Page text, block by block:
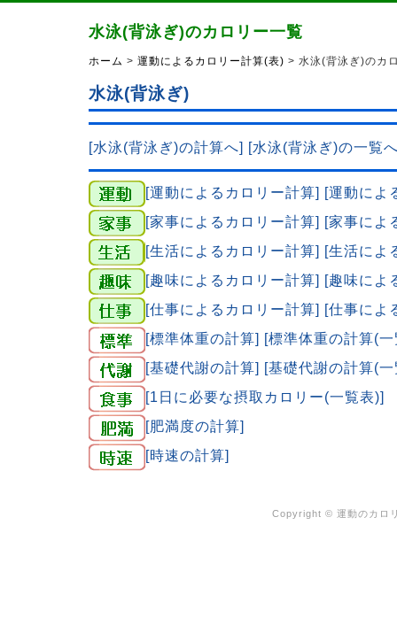
水泳(背泳ぎ)のカロリー一覧
ホーム > 運動によるカロリー計算(表) > 水泳(背泳ぎ)のカ
水泳(背泳ぎ)
[水泳(背泳ぎ)の計算へ] [水泳(背泳ぎ)の一覧
[運動によるカロリー計算] [運動によ
[家事によるカロリー計算] [家事によ
[生活によるカロリー計算] [生活によ
[趣味によるカロリー計算] [趣味によ
[仕事によるカロリー計算] [仕事によ
[標準体重の計算] [標準体重の計算(
[基礎代謝の計算] [基礎代謝の計算(
[1日に必要な摂取カロリー(一覧表)]
[肥満度の計算]
[時速の計算]
Copyright © 運動のカロ